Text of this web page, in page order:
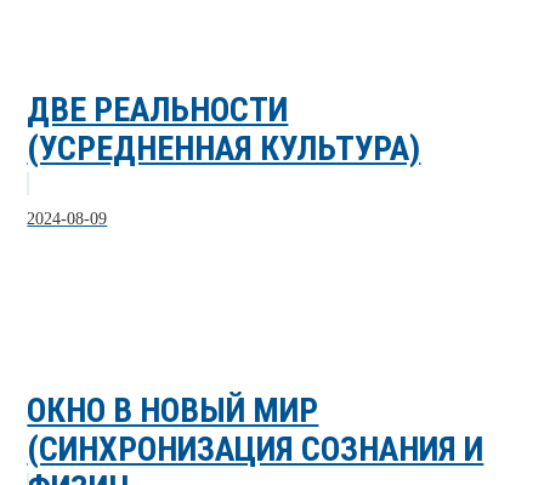
ДВЕ РЕАЛЬНОСТИ
(УСРЕДНЕННАЯ КУЛЬТУРА)
2024-08-09
ОКНО В НОВЫЙ МИР
(СИНХРОНИЗАЦИЯ СОЗНАНИЯ И